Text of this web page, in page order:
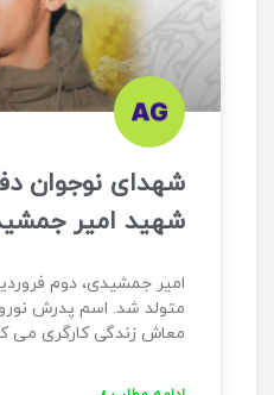
شهدای نوجوان
شهید امیر
متولد شد. اسم پدرش نوروز
معاش زندگی کارگری می